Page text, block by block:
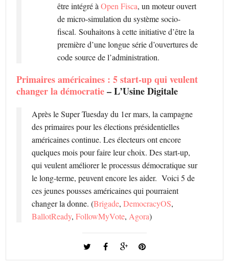
être intégré àOpen Fisca, un moteur ouvert
de micro-simulation du système socio-
fiscal. Souhaitons à cette initiative d’être la
première d’une longue série d’ouvertures de
code source de l’administration.
Primaires américaines : 5 start-up qui veulent
changer la démocratie– L’Usine Digitale
Après le Super Tuesday du 1er mars, la campagne
des primaires pour les élections présidentielles
américaines continue. Les électeurs ont encore
quelques mois pour faire leur choix. Des start-up,
qui veulent améliorer le processus démocratique sur
le long-terme, peuvent encore les aider. Voici 5 de
ces jeunes pousses américaines qui pourraient
changer la donne. (Brigade,DemocracyOS,
BallotReady,FollowMyVote,Agora)